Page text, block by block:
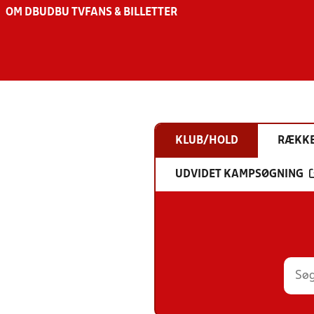
OM DBU DBU TV FANS & BILLETTER
KLUB/HOLD
UDVIDET KAMPSØGNING